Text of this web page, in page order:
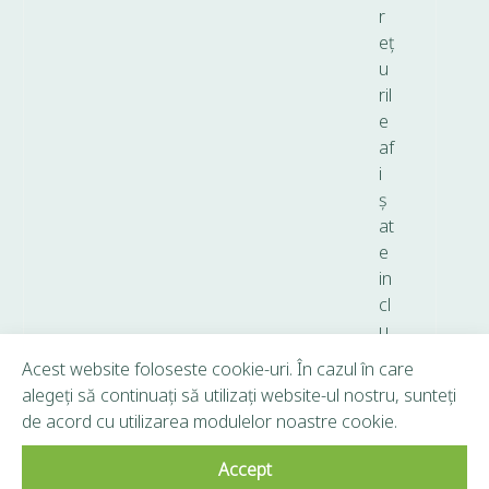
r
eț
u
ril
e
af
i
ș
at
e
in
cl
u
T
V
A.
Acest website foloseste cookie-uri. În cazul în care
alegeți să continuați să utilizați website-ul nostru, sunteți
de acord cu utilizarea modulelor noastre cookie.
Accept